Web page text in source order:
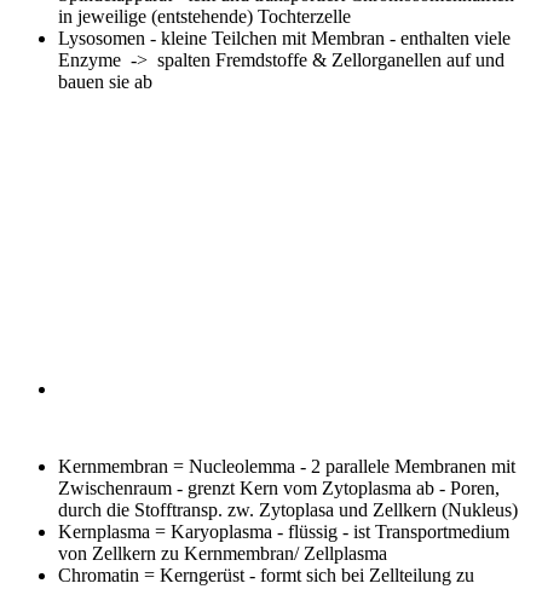
in jeweilige (entstehende) Tochterzelle
Lysosomen - kleine Teilchen mit Membran - enthalten viele
Enzyme -> spalten Fremdstoffe & Zellorganellen auf und
bauen sie ab
Kernmembran = Nucleolemma - 2 parallele Membranen mit
Zwischenraum - grenzt Kern vom Zytoplasma ab - Poren,
durch die Stofftransp. zw. Zytoplasa und Zellkern (Nukleus)
Kernplasma = Karyoplasma - flüssig - ist Transportmedium
von Zellkern zu Kernmembran/ Zellplasma
Chromatin = Kerngerüst - formt sich bei Zellteilung zu